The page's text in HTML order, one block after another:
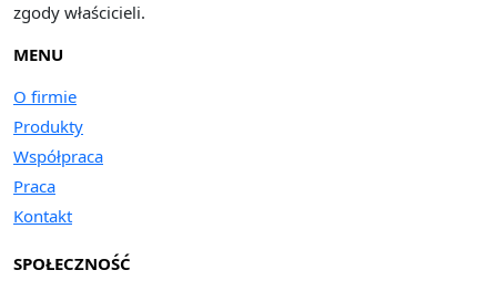
zgody właścicieli.
MENU
O firmie
Produkty
Współpraca
Praca
Kontakt
SPOŁECZNOŚĆ